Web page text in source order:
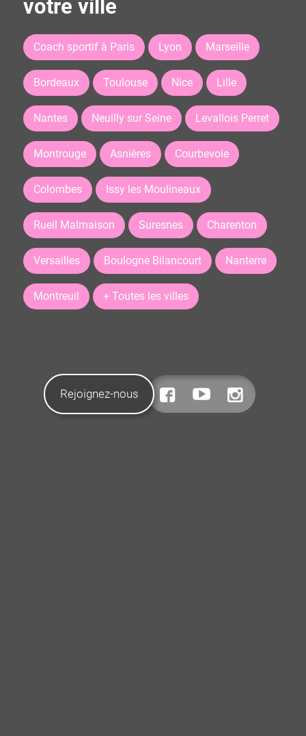
votre ville
Coach sportif à Paris Lyon Marseille
Bordeaux Toulouse Nice Lille
Nantes Neuilly sur Seine Levallois Perret
Montrouge Asnières Courbevoie
Colombes Issy les Moulineaux
Rueil Malmaison Suresnes Charenton
Versailles Boulogne Bilancourt Nanterre
Montreuil + Toutes les villes
Rejoignez-nous